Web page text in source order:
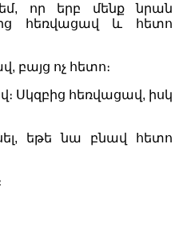
որ երբ մենք նրան
հեռվացավ և հետո
բայց ոչ հետո։
Սկզբից հեռվացավ, իսկ
եթե նա բնավ հետո